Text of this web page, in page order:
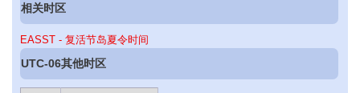
相关时区
EASST - 复活节岛夏令时间
UTC-06其他时区